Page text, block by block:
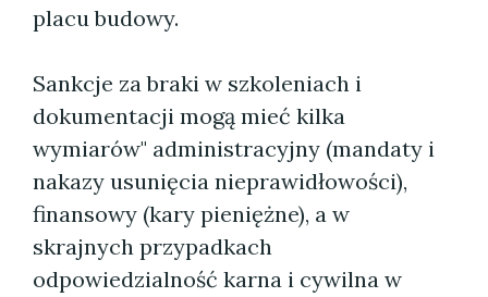
placu budowy.
Sankcje za braki w szkoleniach i
dokumentacji mogą mieć kilka
wymiarów" administracyjny (mandaty i
nakazy usunięcia nieprawidłowości),
finansowy (kary pieniężne), a w
skrajnych przypadkach
odpowiedzialność karna i cywilna w